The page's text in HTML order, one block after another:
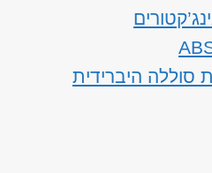
סוללה היברידית